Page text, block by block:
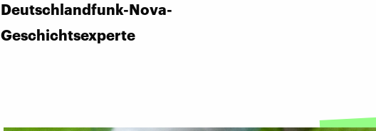
Deutschlandfunk-Nova-
Geschichtsexperte